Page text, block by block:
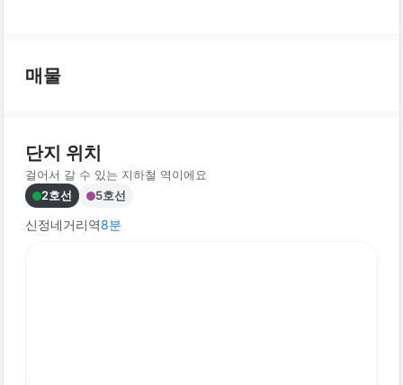
매물
단지 위치
걸어서 갈 수 있는 지하철 역이에요
2호선
5호선
신정네거리역8분